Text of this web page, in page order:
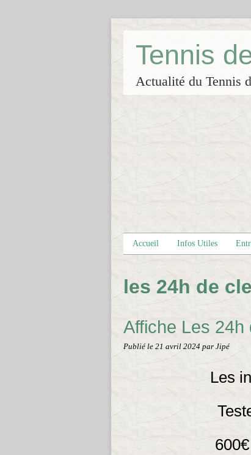
Tennis
Actualité du Tennis
Accueil Infos Utiles
les 24h de
Affiche Les 24h
Publié le 21 avril 2024 par Jipé
Les